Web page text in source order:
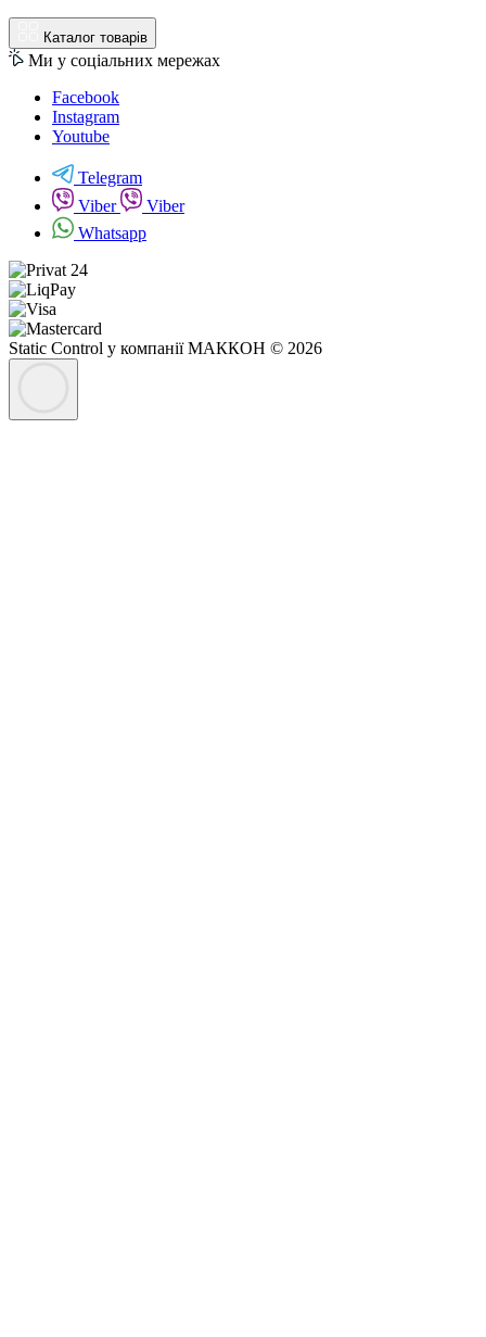
Каталог товарів
Ми у соціальних мережах
Facebook
Instagram
Youtube
Telegram
Viber
Viber
Whatsapp
Static Control у компанії МАККОН © 2026